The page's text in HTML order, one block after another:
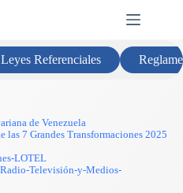
Legal
Leyes Referenciales
de Venezuela
las 7 Grandes Transformaciones 2025
LOTEL
Televisión-y-Medios-